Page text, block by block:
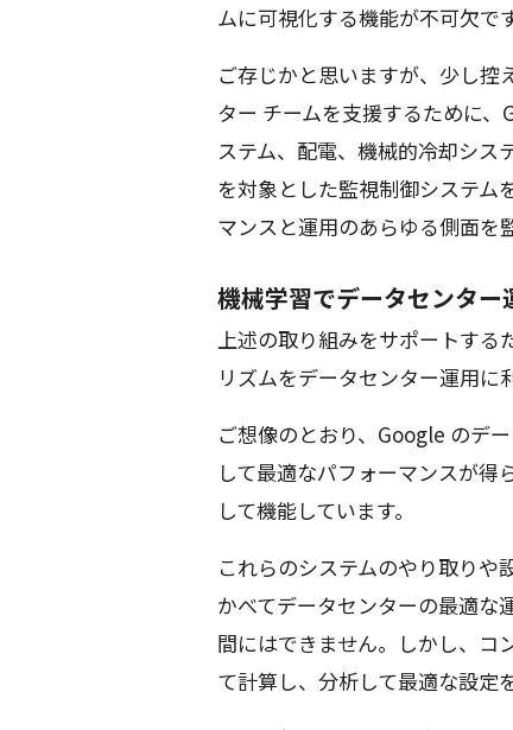
ムに可視化する機能が不可欠です
ご存じかと思いますが、少し控
ター チームを支援するために
ステム、配電、機械的冷却シス
を対象とした監視制御システム
マンスと運用のあらゆる側面を
機械学習でデータセンター
上述の取り組みをサポートする
リズムをデータセンター運用に
ご想像のとおり、Google のデ
して最適なパフォーマンスが得
して機能しています。
これらのシステムのやり取り
かべてデータセンターの最適な
間にはできません。しかし、コ
て計算し、分析して最適な設定